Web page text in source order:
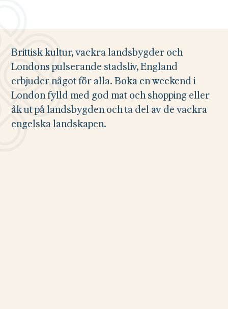
Brittisk kultur, vackra landsbygder och
Londons pulserande stadsliv, England
erbjuder något för alla. Boka en weekend i
London fylld med god mat och shopping eller
åk ut på landsbygden och ta del av de vackra
engelska landskapen.